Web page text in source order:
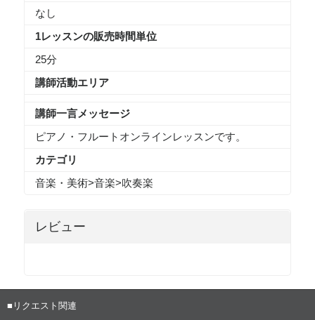
なし
1レッスンの販売時間単位
25分
講師活動エリア
講師一言メッセージ
ピアノ・フルートオンラインレッスンです。
カテゴリ
音楽・美術>音楽>吹奏楽
レビュー
■リクエスト関連